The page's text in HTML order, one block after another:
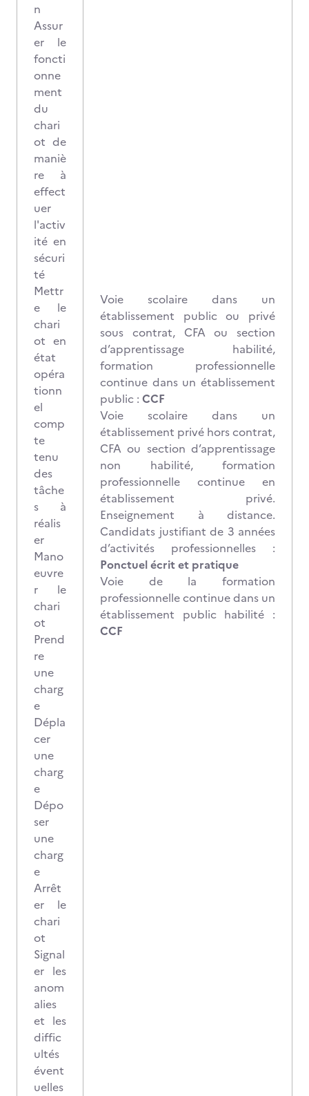
n
Assur
er le
foncti
onne
ment
du
chari
ot de
maniè
re à
effect
uer
l'activ
ité en
sécuri
té
Mettr
e le
chari
ot en
état
opéra
tionn
el
comp
te
tenu
des
tâche
s à
réalis
er
Mano
euvre
r le
chari
ot
Prend
re
une
charg
e
Dépla
cer
une
charg
e
Dépo
ser
une
charg
e
Arrêt
er le
chari
ot
Signal
er les
anom
alies
et les
diffic
ultés
évent
uelles
Voie scolaire dans un
établissement public ou privé
sous contrat, CFA ou section
d’apprentissage habilité,
formation professionnelle
continue dans un établissement
public : CCF
Voie scolaire dans un
établissement privé hors contrat,
CFA ou section d’apprentissage
non habilité, formation
professionnelle continue en
établissement privé.
Enseignement à distance.
Candidats justifiant de 3 années
d’activités professionnelles :
Ponctuel écrit et pratique
Voie de la formation
professionnelle continue dans un
établissement public habilité :
CCF